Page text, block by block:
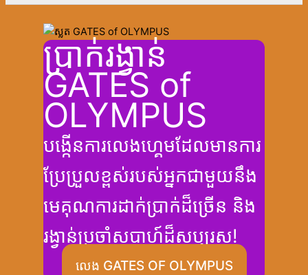
ប្រាក់រង្វាន់
GATES of
OLYMPUS
បង្កើនការលេងហ្គេមដែលមានការ
ប្រែប្រួលខ្ពស់របស់អ្នកជាមួយនឹង
មេគុណការដាក់ប្រាក់ដ៏ច្រើន និង
រង្វាន់ប្រចាំសប្តាហ៍ដ៏សប្បុរស!
លេង GATES OF OLYMPUS